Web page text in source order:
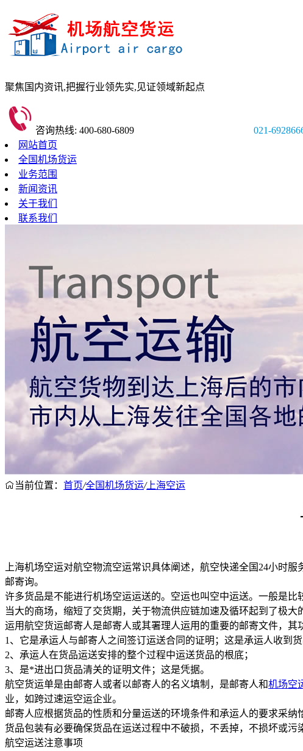
聚焦国内资讯,把握行业领先实,见证领域新起点
咨询热线: 400-680-6809
021-
网站首页
全国机场货运
业务范围
新闻资讯
关于我们
联系我们
当前位置： 首页/全国机场货运/上海空运
上海机场空运对航空物流空运常识具体阐述，航空快递全国24小时
邮寄询。
许多货品是不能进行机场空运运送的。空运也叫空中运送。一般是
当大的商场，缩短了交货期，关于物流供应链加速及循环起到了极
运用航空货运邮寄人是邮寄人或其署理人运用的重要的邮寄文件，其
1、它是承运人与邮寄人之间签订运送合同的证明；这是承运人收到
2、承运人在货品运送安排的整个过程中运送货品的根底；
3、是*进出口货品清关的证明文件；这是凭据。
航空货运单是由邮寄人或者以邮寄人的名义填制，是邮寄人和机场空
业，如跨过速运空运企业。
邮寄人应根据货品的性质和分量运送的环境条件和承运人的要求采
货品包装有必要确保货品在运送过程中不破损，不丢掉，不损坏或污
航空运送注意事项